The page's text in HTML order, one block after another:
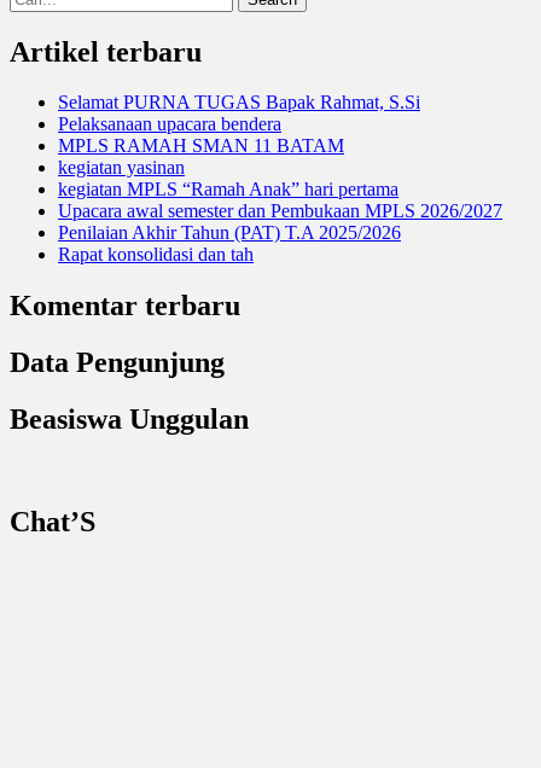
for:
Artikel terbaru
Selamat PURNA TUGAS Bapak Rahmat, S.Si
Pelaksanaan upacara bendera
MPLS RAMAH SMAN 11 BATAM
kegiatan yasinan
kegiatan MPLS “Ramah Anak” hari pertama
Upacara awal semester dan Pembukaan MPLS 2026/2027
Penilaian Akhir Tahun (PAT) T.A 2025/2026
Rapat konsolidasi dan tah
Komentar terbaru
Data Pengunjung
Beasiswa Unggulan
Chat’S